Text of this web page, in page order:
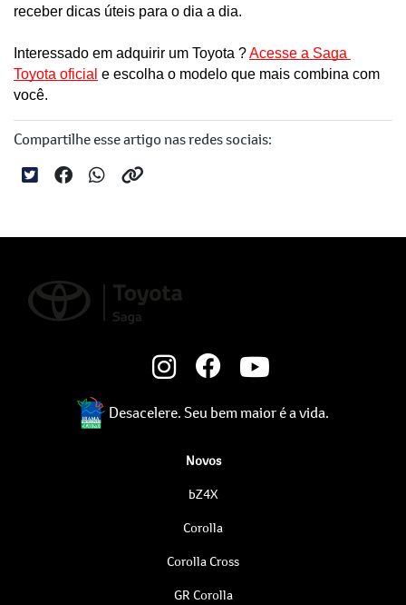
receber dicas úteis para o dia a dia.
Interessado em adquirir um Toyota ? Acesse a Saga
Toyota oficial e escolha o modelo que mais combina com
você.
Compartilhe esse artigo nas redes sociais:
Desacelere. Seu bem maior é a vida.
Novos
bZ4X
Corolla
Corolla Cross
GR Corolla